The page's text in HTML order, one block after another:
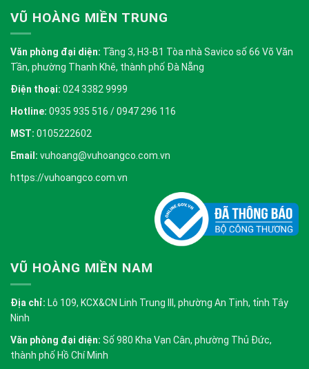
VŨ HOÀNG MIỀN TRUNG
Văn phòng đại diện: Tầng 3, H3-B1 Tòa nhà Savico số 66 Võ Văn
Tần, phường Thanh Khê, thành phố Đà Nẵng
Điện thoại: 024 3382 9999
Hotline: 0935 935 516 / 0947 296 116
MST: 0105222602
Email: vuhoang@vuhoangco.com.vn
https://vuhoangco.com.vn
VŨ HOÀNG MIỀN NAM
Địa chỉ: Lô 109, KCX&CN Linh Trung III, phường An Tịnh, tỉnh Tây
Ninh
Văn phòng đại diện: Số 980 Kha Vạn Cân, phường Thủ Đức,
thành phố Hồ Chí Minh